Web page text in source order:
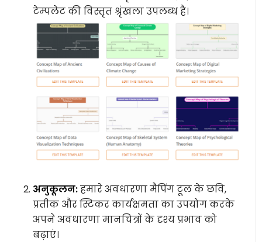
टेम्पलेट की विस्तृत श्रृंखला उपलब्ध है।
अनुकूलन:हमारे अवधारणा मैपिंग टूल के छवि,
प्रतीक और स्टिकर कार्यक्षमता का उपयोग करके
अपने अवधारणा मानचित्रों के दृश्य प्रभाव को
बढ़ाएं।